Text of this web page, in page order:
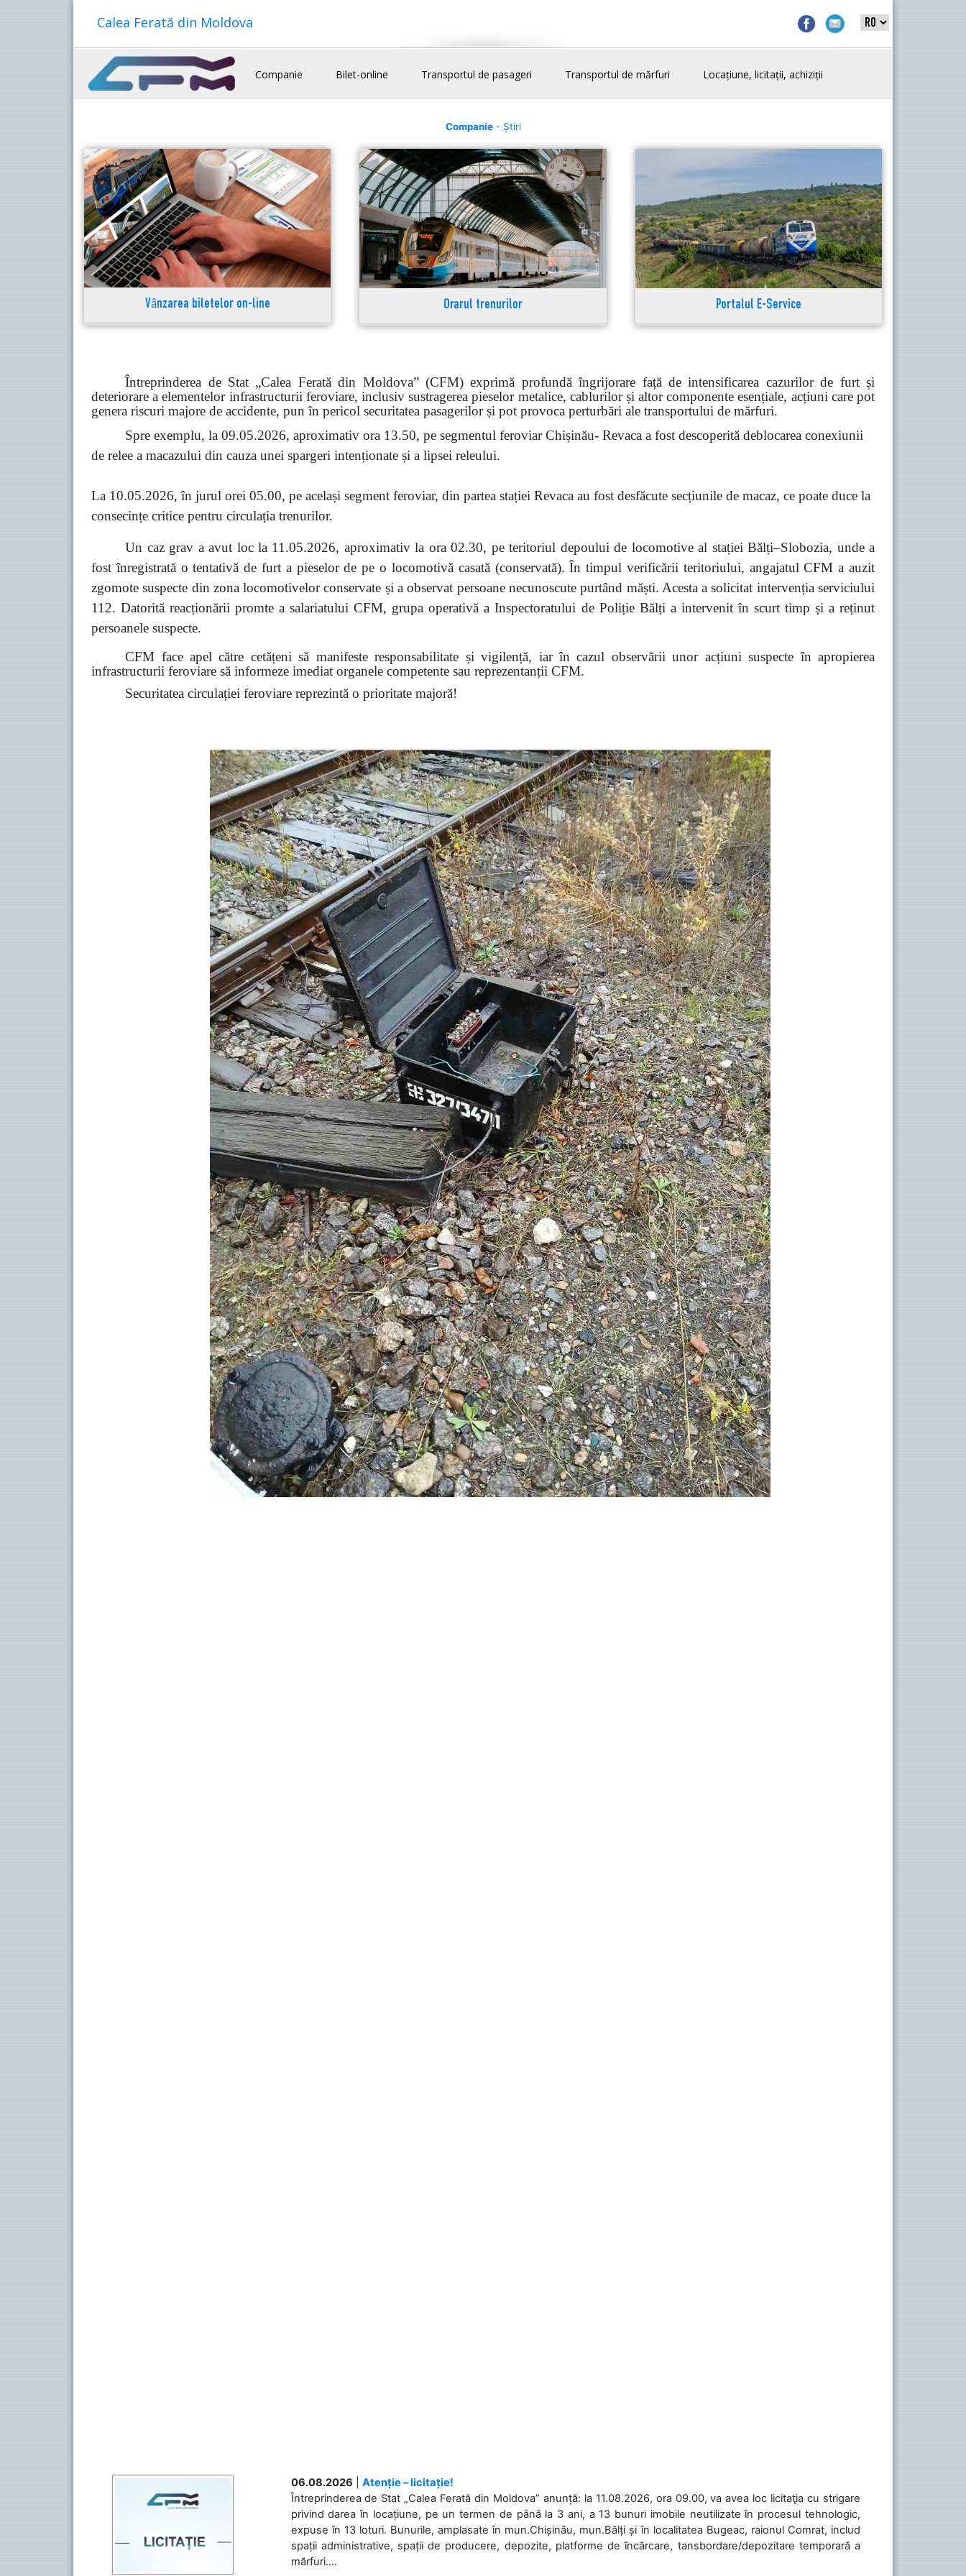
Calea Ferată din Moldova
Companie Bilet-online Transportul de pasageri Transportul de mărfuri Locațiune, licitații, achiziții
Companie- Știri
Vânzarea biletelor on-line Orarul trenurilor Portalul E-Service
Întreprinderea de Stat „Calea Ferată din Moldova” (CFM) exprimă profundă îngrijorare față de intensificarea cazurilor de furt și
deteriorare a elementelor infrastructurii feroviare, inclusiv sustragerea pieselor metalice, cablurilor și altor componente esențiale, acțiuni care pot
genera riscuri majore de accidente, pun în pericol securitatea pasagerilor și pot provoca perturbări ale transportului de mărfuri.
Spre exemplu, la 09.05.2026, aproximativ ora 13.50, pe segmentul feroviar Chișinău- Revaca a fost descoperită deblocarea conexiunii
de relee a macazului din cauza unei spargeri intenționate și a lipsei releului.
La 10.05.2026, în jurul orei 05.00, pe același segment feroviar, din partea stației Revaca au fost desfăcute secțiunile de macaz, ce poate duce la
consecințe critice pentru circulația trenurilor.
Un caz grav a avut loc la 11.05.2026, aproximativ la ora 02.30, pe teritoriul depoului de locomotive al stației Bălți–Slobozia, unde a
fost înregistrată o tentativă de furt a pieselor de pe o locomotivă casată (conservată). În timpul verificării teritoriului, angajatul CFM a auzit
zgomote suspecte din zona locomotivelor conservate și a observat persoane necunoscute purtând măști. Acesta a solicitat intervenția serviciului
112. Datorită reacționării promte a salariatului CFM, grupa operativă a Inspectoratului de Poliție Bălți a intervenit în scurt timp și a reținut
persoanele suspecte.
CFM face apel către cetățeni să manifeste responsabilitate și vigilență, iar în cazul observării unor acțiuni suspecte în apropierea
infrastructurii feroviare să informeze imediat organele competente sau reprezentanții CFM.
Securitatea circulației feroviare reprezintă o prioritate majoră!
06.08.2026
Atenție – licitație!
Întreprinderea de Stat „Calea Ferată din Moldova” anunță: la 11.08.2026, ora 09.00, va avea loc licitaţia cu strigare
privind darea în locațiune, pe un termen de până la 3 ani, a 13 bunuri imobile neutilizate în procesul tehnologic,
expuse în 13 loturi. Bunurile, amplasate în mun.Chișinău, mun.Bălți și în localitatea Bugeac, raionul Comrat, includ
spații administrative, spații de producere, depozite, platforme de încărcare, tansbordare/depozitare temporară a
mărfuri....